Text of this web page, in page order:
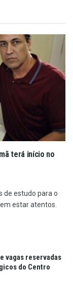
terá início no
de estudo para o
estar atentos.
vagas reservadas
do Centro